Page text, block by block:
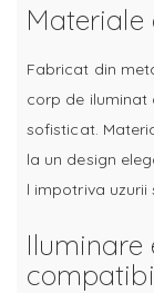
Fabricat din
corp de iluminat
sofisticat.
la un design
l impotriva uzurii
Iluminare